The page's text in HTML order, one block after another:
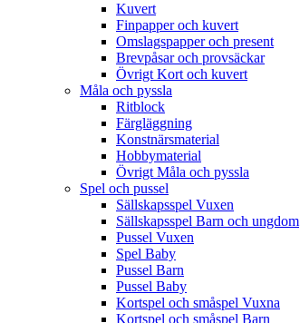
Kuvert
Finpapper och kuvert
Omslagspapper och present
Brevpåsar och provsäckar
Övrigt Kort och kuvert
Måla och pyssla
Ritblock
Färgläggning
Konstnärsmaterial
Hobbymaterial
Övrigt Måla och pyssla
Spel och pussel
Sällskapsspel Vuxen
Sällskapsspel Barn och ungdom
Pussel Vuxen
Spel Baby
Pussel Barn
Pussel Baby
Kortspel och småspel Vuxna
Kortspel och småspel Barn